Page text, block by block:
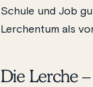
Schule und Job
Lerchentum als
Die Lerche